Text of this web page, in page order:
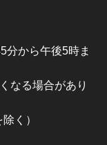
分から午後5時ま
なる場合があり
く）